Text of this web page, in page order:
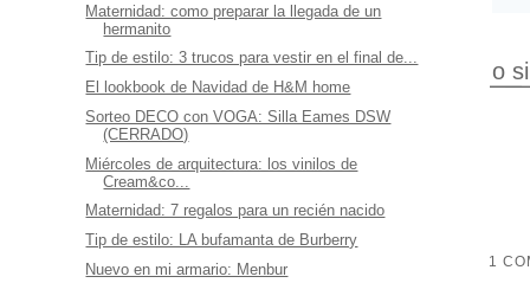
o
1
Maternidad: como preparar la llegada de un
hermanito
Tip de estilo: 3 trucos para vestir en el final de...
El lookbook de Navidad de H&M home
Sorteo DECO con VOGA: Silla Eames DSW
(CERRADO)
Miércoles de arquitectura: los vinilos de
Cream&co...
Maternidad: 7 regalos para un recién nacido
Tip de estilo: LA bufamanta de Burberry
Nuevo en mi armario: Menbur